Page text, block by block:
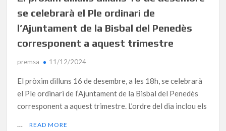
se celebrarà el Ple ordinari de
l’Ajuntament de la Bisbal del Penedès
corresponent a aquest trimestre
premsa 11/12/2024
El pròxim dilluns 16 de desembre, a les 18h, se celebrarà
el Ple ordinari de l’Ajuntament de la Bisbal del Penedès
corresponent a aquest trimestre. L’ordre del dia inclou els
…
READ MORE